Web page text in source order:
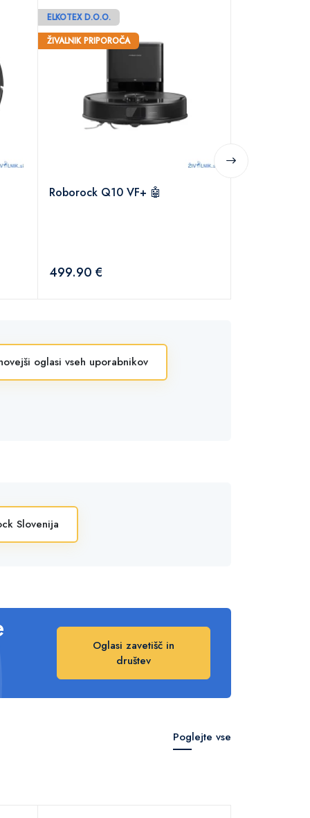
ELKOTEX D.O.O.
ŽIVALNIK PRIPOROČA
Roborock Q10 VF+ 🤖
499.90 €
oglasi vseh uporabnikov
Slovenija
Oglasi zavetišč in
društev
Poglejte vse